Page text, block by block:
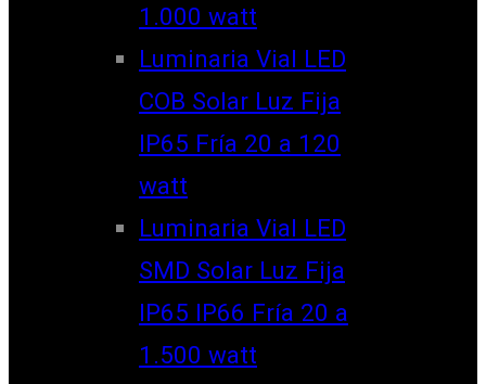
1.000 watt
Luminaria Vial LED
COB Solar Luz Fija
IP65 Fría 20 a 120
watt
Luminaria Vial LED
SMD Solar Luz Fija
IP65 IP66 Fría 20 a
1.500 watt